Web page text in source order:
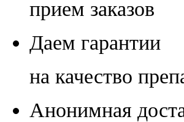
прием заказов
Даем гарантии
на качество
Анонимная